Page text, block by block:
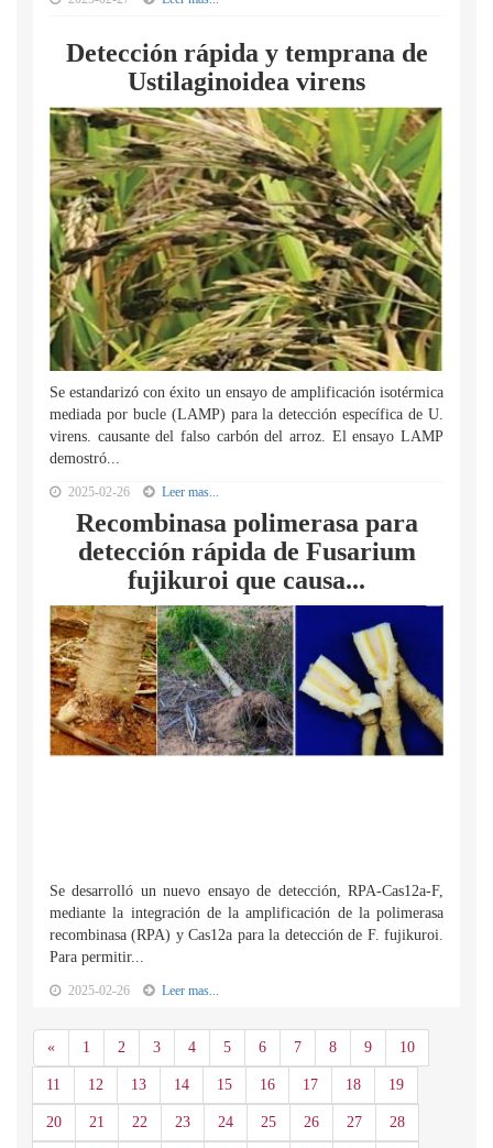
Detección rápida y temprana de
Ustilaginoidea virens
Se estandarizó con éxito un ensayo de amplificación isotérmica
mediada por bucle (LAMP) para la detección específica de U.
virens. causante del falso carbón del arroz. El ensayo LAMP
demostró...
2025-02-26 Leer mas...
Recombinasa polimerasa para
detección rápida de Fusarium
fujikuroi que causa...
Se desarrolló un nuevo ensayo de detección, RPA-Cas12a-F,
mediante la integración de la amplificación de la polimerasa
recombinasa (RPA) y Cas12a para la detección de F. fujikuroi.
Para permitir...
2025-02-26 Leer mas...
«Anterior
1 2 3 4 5 6 7 8 9 10
11 12 13 14 15 16 17 18 19
20 21 22 23 24 25 26 27 28